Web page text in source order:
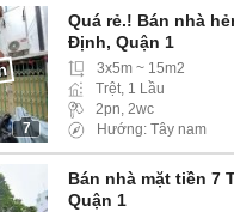
7
Quá rẻ.! Bán nhà
Định, Quận 1
3x5m ~ 15m2
Trệt, 1 Lầu
2pn, 2wc
Hướng: Tây nam
Bán nhà mặt tiền 7
Quận 1